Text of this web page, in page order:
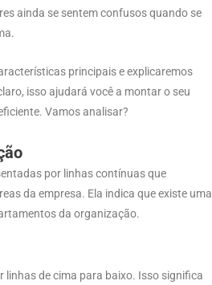
ainda se sentem confusos quando se
principais e explicaremos
isso ajudará você a montar o seu
Vamos analisar?
por linhas contínuas que
da empresa. Ela indica que existe uma
da organização.
linhas de cima para baixo. Isso significa